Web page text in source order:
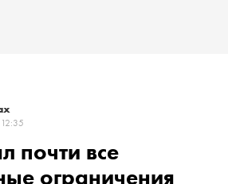
почти все
ограничения